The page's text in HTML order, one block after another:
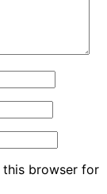
this browser for